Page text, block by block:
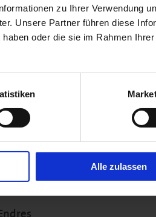
zu Ihrer Verwendung
Unsere Partner führen diese
oder die sie im Rahmen
Alle zulassen
und Journalisten
Deininger
030 / 2125-4612